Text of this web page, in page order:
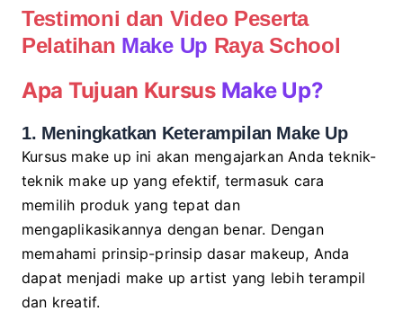
Testimoni dan Video Peserta
Pelatihan Make Up Raya School
Apa Tujuan Kursus Make Up?
1. Meningkatkan Keterampilan Make Up
Kursus make up ini akan mengajarkan Anda teknik-
teknik make up yang efektif, termasuk cara
memilih produk yang tepat dan
mengaplikasikannya dengan benar. Dengan
memahami prinsip-prinsip dasar makeup, Anda
dapat menjadi make up artist yang lebih terampil
dan kreatif.